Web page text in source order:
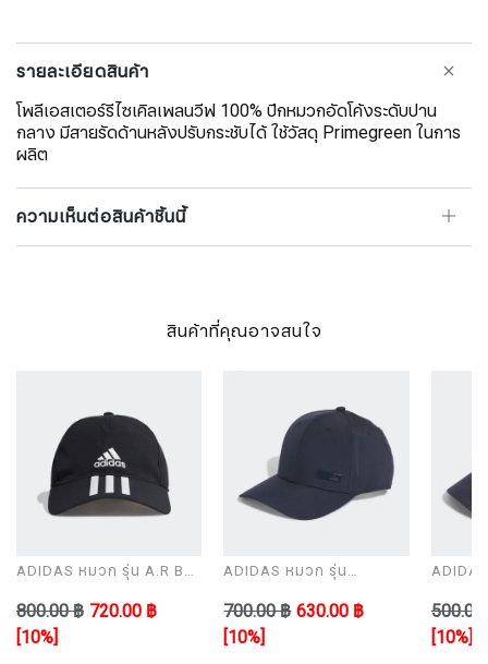
รายละเอียดสินค้า
โพลีเอสเตอร์รีไซเคิลเพลนวีฟ 100% ปีกหมวกอัดโค้งระดับปาน
กลาง มีสายรัดด้านหลังปรับกระชับได้ ใช้วัสดุ Primegreen ในการ
ผลิต
ความเห็นต่อสินค้าชิ้นนี้
สินค้าที่คุณอาจสนใจ
ADIDAS หมวก รุ่น A.R BB
800.00 ฿ 720.00 ฿
[10%]
ADIDAS หมวก รุ่น
700.00 ฿ 630.00 ฿
[10%]
[10%]